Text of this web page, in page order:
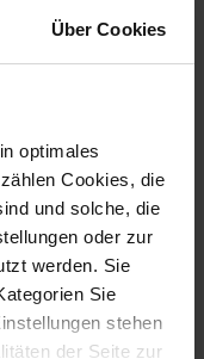
Über Cookies
optimales
Cookies, die
und solche, die
oder zur
werden. Sie
Sie
stehen
der Seite zur
nicht
Ist die
Nachzahlung
einzelne